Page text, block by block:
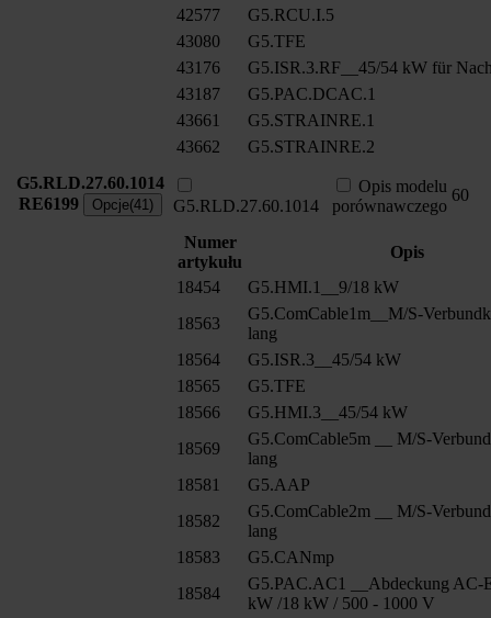
42577
G5.RCU.I.5
43080
G5.TFE
43176
G5.ISR.3.RF__45/54 kW für
43187
G5.PAC.DCAC.1
43661
G5.STRAINRE.1
43662
G5.STRAINRE.2
G5.RLD.27.60.1014
RE6199
Opcje(41) G5.RLD.27.60.1014
Opis modelu
porównawczego
60
Numer
artykułu
Opis
18454
G5.HMI.1__9/18 kW
18563
G5.ComCable1m__M/S-
lang
18564
G5.ISR.3__45/54 kW
18565
G5.TFE
18566
G5.HMI.3__45/54 kW
18569
G5.ComCable5m __ M/S-
lang
18581
G5.AAP
18582
G5.ComCable2m __ M/S-
lang
18583
G5.CANmp
18584
G5.PAC.AC1 __Abdeckung AC-
kW /18 kW / 500 - 1000 V